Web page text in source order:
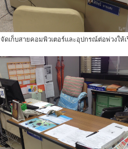
จัดเก็บสายคอมพิวเตอร์และอุปกรณ์ต่อพ่วงให้